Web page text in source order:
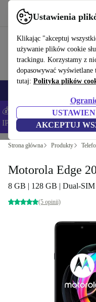
Ustawienia
Klikając "akceptuj
używanie plików cookie
trackingu. Korzystamy z
dopasowywać
tutaj: Polityka plików
AKCEPTUJ
Korzystaj z refurbed szybko
💰Zaoszczędź
IPHONEDEAL –Regulamin
Strona główna Produkty
Motorola Edge
8 GB | 128 GB | Dual-
(5 opinii)